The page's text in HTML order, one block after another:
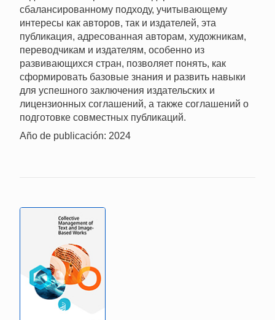
сбалансированному подходу, учитывающему
интересы как авторов, так и издателей, эта
публикация, адресованная авторам, художникам,
переводчикам и издателям, особенно из
развивающихся стран, позволяет понять, как
сформировать базовые знания и развить навыки
для успешного заключения издательских и
лицензионных соглашений, а также соглашений о
подготовке совместных публикаций.
Año de publicación: 2024